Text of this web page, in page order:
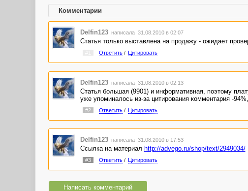
Комментарии
Delfin123 написала 31.08.2010 в 02:07
Статья только выставлена на продажу - ожидает
Ответить/ Цитировать
Delfin123 написала 31.08.2010 в 02:13
Статья большая (9901) и информативная, поэтому
уже упоминалось из-за цитирования комментария -
#2 Ответить/ Цитировать
Delfin123 написала 31.08.2010 в 17:53
Ссылка на материал http://advego.ru/shop/text/2949034/
#3 Ответить/ Цитировать
Написать комментарий